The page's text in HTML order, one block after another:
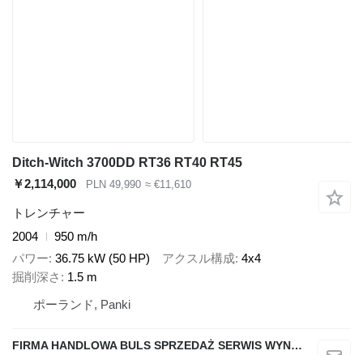
Ditch-Witch 3700DD RT36 RT40 RT45
￥2,114,000
PLN 49,990 ≈ €11,610
トレンチャー
2004
950 m/h
パワー 36.75 kW (50 HP) アクスル構成 4x4
掘削深さ
1.5 m
ポーランド, Panki
FIRMA HANDLOWA BULS SPRZEDAŻ SERWIS WYNAJEM JACEK WIECHA